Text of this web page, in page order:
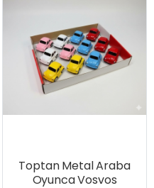
Toptan Metal Araba
Oyunca Vosvos